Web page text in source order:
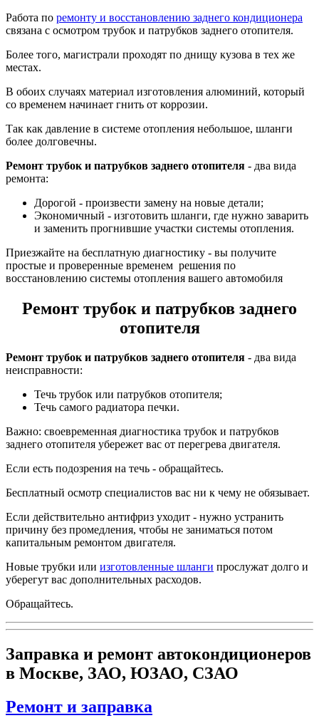
Работа по ремонту и восстановлению заднего кондиционера
связана с осмотром трубок и патрубков заднего отопителя.
Более того, магистрали проходят по днищу кузова в тех же
местах.
В обоих случаях материал изготовления алюминий, который
со временем начинает гнить от коррозии.
Так как давление в системе отопления небольшое, шланги
более долговечны.
Ремонт трубок и патрубков заднего отопителя - два вида
ремонта:
Дорогой - произвести замену на новые детали;
Экономичный - изготовить шланги, где нужно заварить
и заменить прогнившие участки системы отопления.
Приезжайте на бесплатную диагностику - вы получите
простые и проверенные временем решения по
восстановлению системы отопления вашего автомобиля
Ремонт трубок и патрубков заднего
отопителя
Ремонт трубок и патрубков заднего отопителя - два вида
неисправности:
Течь трубок или патрубков отопителя;
Течь самого радиатора печки.
Важно: своевременная диагностика трубок и патрубков
заднего отопителя убережет вас от перегрева двигателя.
Если есть подозрения на течь - обращайтесь.
Бесплатный осмотр специалистов вас ни к чему не обязывает.
Если действительно антифриз уходит - нужно устранить
причину без промедления, чтобы не заниматься потом
капитальным ремонтом двигателя.
Новые трубки или изготовленные шланги прослужат долго и
уберегут вас дополнительных расходов.
Обращайтесь.
Заправка и ремонт автокондиционеров
в Москве, ЗАО, ЮЗАО, СЗАО
Ремонт и заправка